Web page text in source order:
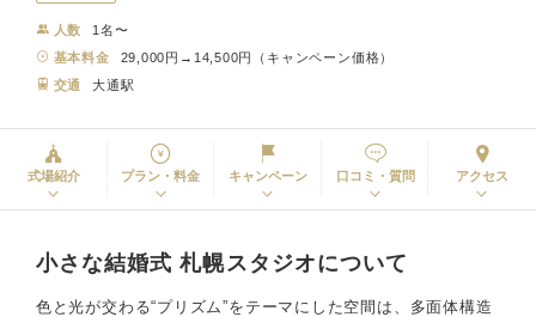
人数
1名〜
基本料金
29,000円→14,500円（キャンペーン価格）
交通
大通駅
式場紹介 プラン・料金 キャンペーン 口コミ・質問 アクセス
小さな結婚式 札幌スタジオについて
色と光が交わる“プリズム”をテーマにした空間は、多面体構造